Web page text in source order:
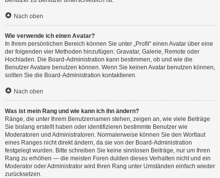
Nach oben
Wie verwende ich einen Avatar?
In Ihrem persönlichen Bereich können Sie unter „Profil“ einen Avatar über eine
der folgenden vier Methoden hinzufügen: Gravatar, Galerie, Remote oder
Hochladen. Die Board-Administration kann bestimmen, ob und wie die
Benutzer Avatare benutzen können. Wenn Sie keinen Avatar benutzen können,
sollten Sie die Board-Administration kontaktieren.
Nach oben
Was ist mein Rang und wie kann ich ihn ändern?
Ränge, die unter Ihrem Benutzernamen stehen, zeigen an, wie viele Beiträge
Sie bislang erstellt haben oder identifizieren bestimmte Benutzer wie
Moderatoren und Administratoren. Normalerweise können Sie den Wortlaut
eines Ranges nicht direkt ändern, da sie von der Board-Administration
festgelegt wurden. Bitte schreiben Sie keine sinnlosen Beiträge, nur um Ihren
Rang zu erhöhen — die meisten Foren dulden dieses Verhalten nicht und ein
Moderator oder Administrator wird Ihren Rang unter Umständen einfach wieder
zurücksetzen.